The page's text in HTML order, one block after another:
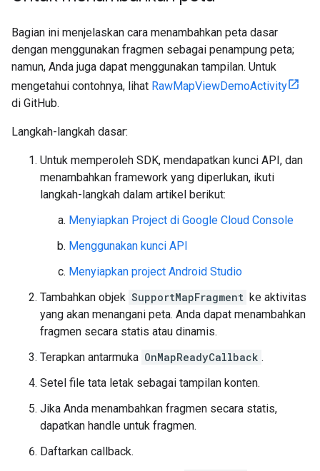
Bagian ini menjelaskan cara menambahkan peta dasar
dengan menggunakan fragmen sebagai penampung peta;
namun, Anda juga dapat menggunakan tampilan. Untuk
mengetahui contohnya, lihat RawMapViewDemoActivity
di GitHub.
Langkah-langkah dasar:
Untuk memperoleh SDK, mendapatkan kunci API, dan
menambahkan framework yang diperlukan, ikuti
langkah-langkah dalam artikel berikut:
Menyiapkan Project di Google Cloud Console
Menggunakan kunci API
Menyiapkan project Android Studio
Tambahkan objek SupportMapFragment ke aktivitas
yang akan menangani peta. Anda dapat menambahkan
fragmen secara statis atau dinamis.
Terapkan antarmuka OnMapReadyCallback .
Setel file tata letak sebagai tampilan konten.
Jika Anda menambahkan fragmen secara statis,
dapatkan handle untuk fragmen.
Daftarkan callback.